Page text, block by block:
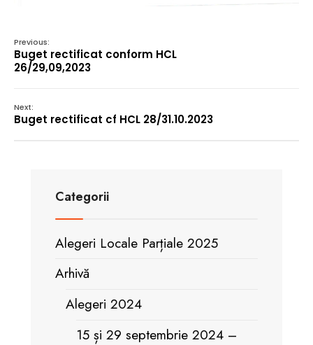
Previous:
Buget rectificat conform HCL
26/29,09,2023
Next:
Buget rectificat cf HCL 28/31.10.2023
Categorii
Alegeri Locale Parțiale 2025
Arhivă
Alegeri 2024
15 și 29 septembrie 2024 –